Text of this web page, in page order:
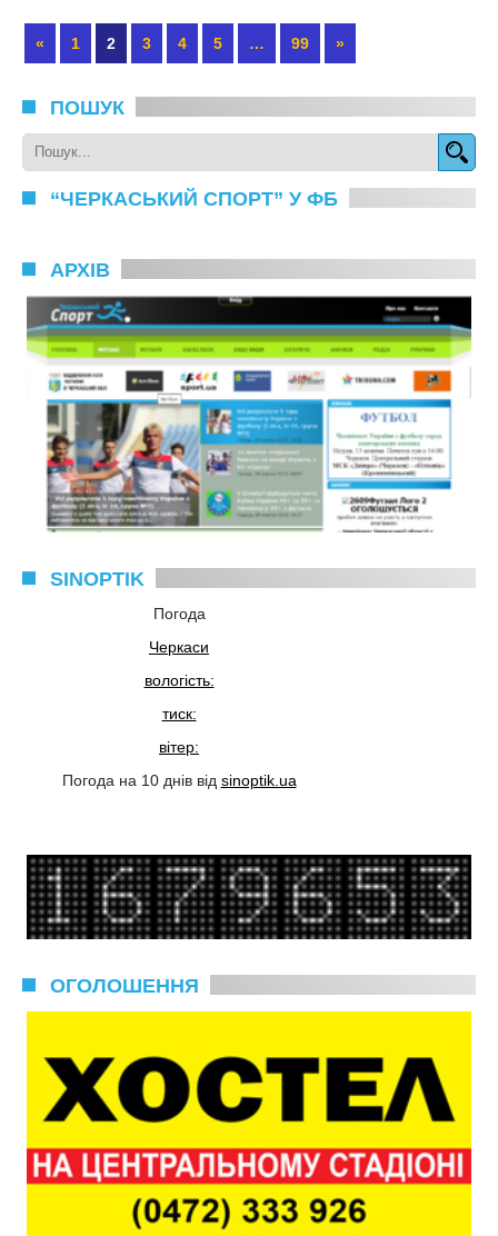
« 1 2 3 4 5 … 99 »
ПОШУК
“ЧЕРКАСЬКИЙ СПОРТ” У ФБ
АРХІВ
SINOPTIK
Погода
Черкаси
вологість:
тиск:
вітер:
Погода на 10 днів від sinoptik.ua
ОГОЛОШЕННЯ